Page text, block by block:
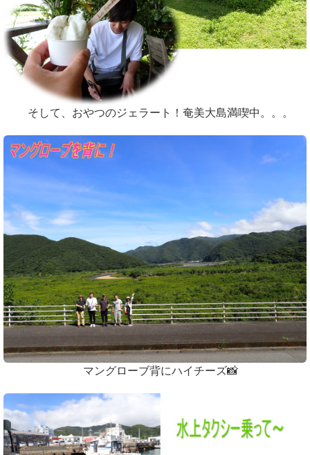
そして、おやつのジェラート！奄美大島満喫中。。。
マングローブ背にハイチーズ📸